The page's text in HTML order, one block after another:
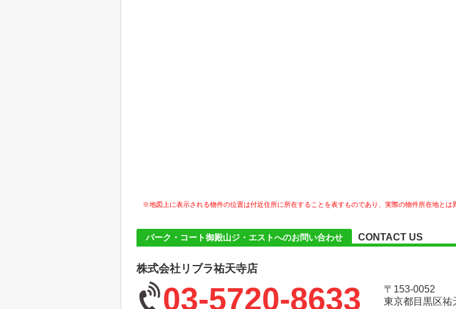
※地図上に表示される物件の位置は付近住所に所在することを表すものであり、実際の物件所在地とは
パーク・コート御殿山ジ・エストへのお問い合わせ CONTACT US
株式会社リブラ祐天寺店
03-5720-8633
〒153-0052
東京都目黒区祐